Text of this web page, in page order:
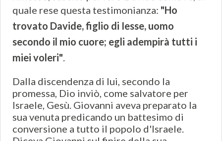
quale rese questa testimonianza: "Ho
trovato Davide, figlio di Iesse, uomo
secondo il mio cuore; egli adempirà tutti i
miei voleri".
Dalla discendenza di lui, secondo la
promessa, Dio inviò, come salvatore per
Israele, Gesù. Giovanni aveva preparato la
sua venuta predicando un battesimo di
conversione a tutto il popolo d'Israele.